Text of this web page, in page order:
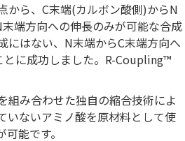
から、C末端(カルボン酸側)からN
端方向への伸長のみが可能な合成
にはない、N末端からC末端方向へ
に成功しました。R-Coupling™
組み合わせた独自の縮合技術によ
いないアミノ酸を原材料として使
能です。